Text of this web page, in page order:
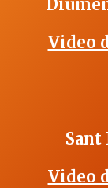
Video
Video